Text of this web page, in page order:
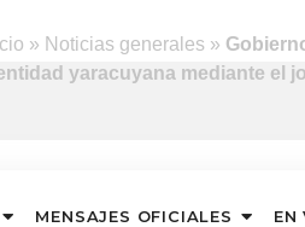
» Noticias generales »
yaracuyana mediante el
MENSAJES OFICIALES EN